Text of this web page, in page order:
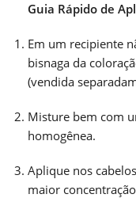
Guia Rápido de
Em um recipiente
bisnaga da
(vendida
Misture bem com
homogênea.
Aplique nos
maior